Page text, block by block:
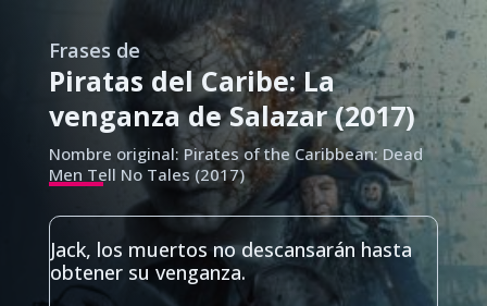
Frases de
Piratas del Caribe: La
venganza de Salazar (2017)
Nombre original: Pirates of the Caribbean: Dead
Men Tell No Tales (2017)
Jack, los muertos no descansarán hasta
obtener su venganza.